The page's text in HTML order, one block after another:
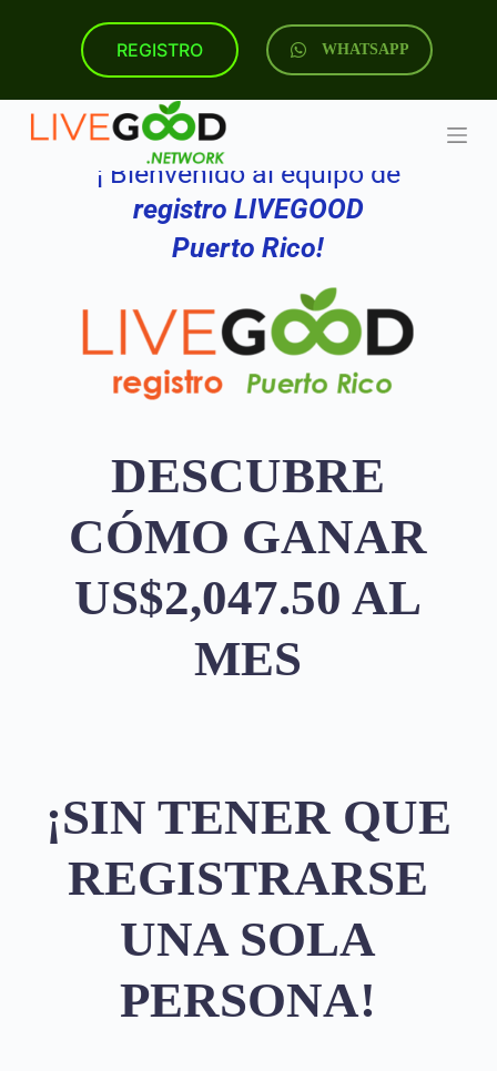
t
REGISTRO WHATSAPP
¡ Bienvenido al equipo de
registro LIVEGOOD
Puerto Rico!
DESCUBRE
CÓMO GANAR
US$2,047.50 AL
MES
¡SIN TENER QUE
REGISTRARSE
UNA SOLA
PERSONA!